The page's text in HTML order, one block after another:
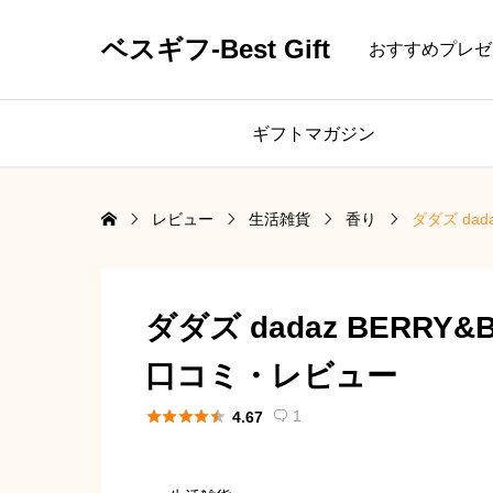
ベスギフ-Best Gift おすすめプレ
ギフトマガジン
レビュー 生活雑貨 香り ダダズ
ダダズ dadaz
口コミ・レビュー
 4.67  1